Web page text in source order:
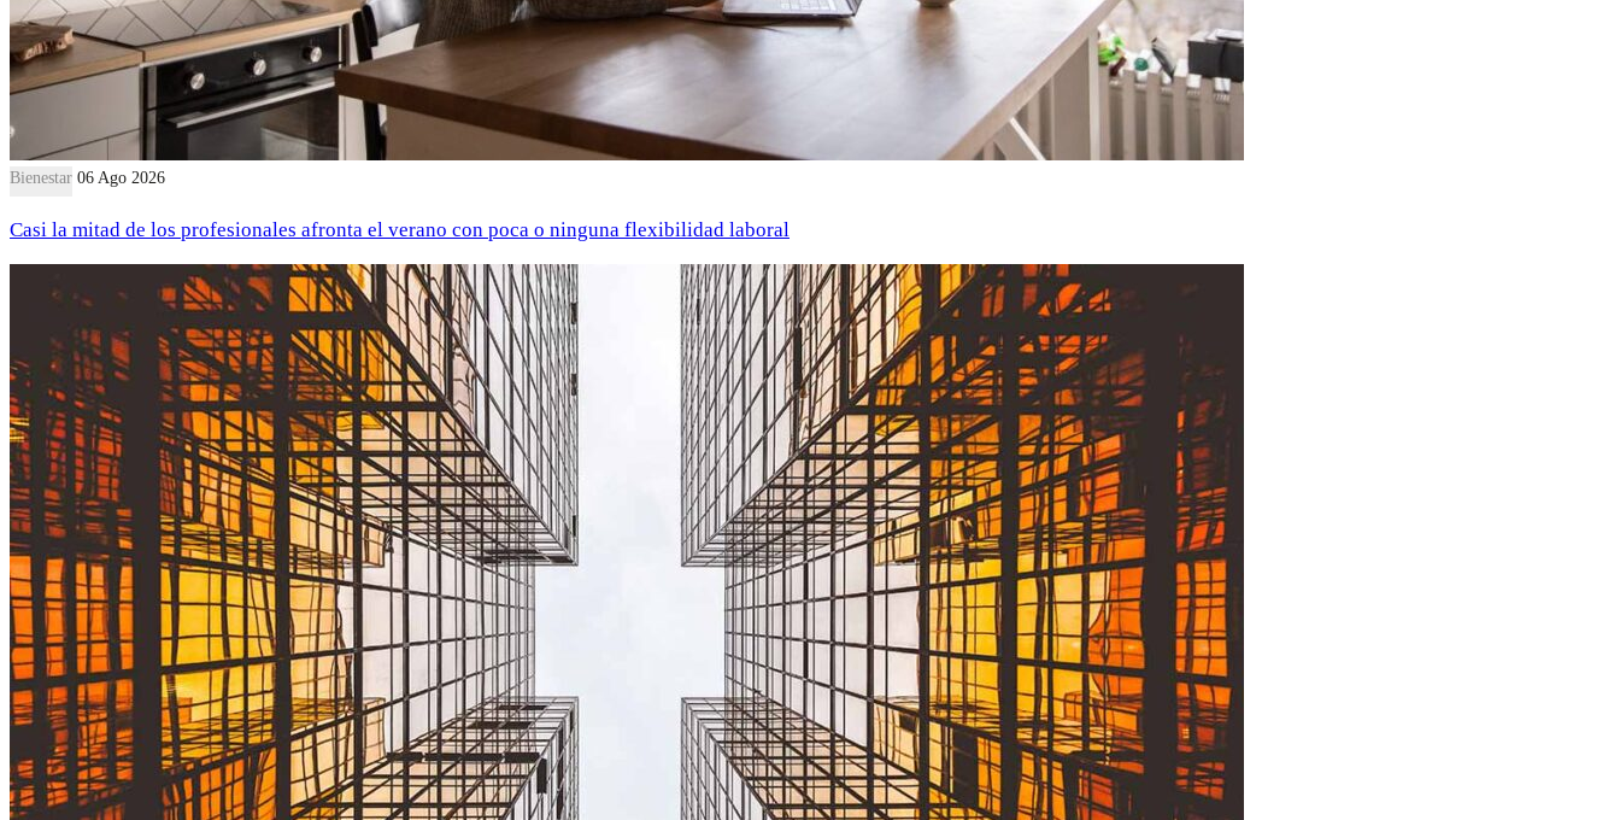
Bienestar 06 Ago 2026
Casi la mitad de los profesionales afronta el verano con poca o ninguna flexibilidad laboral